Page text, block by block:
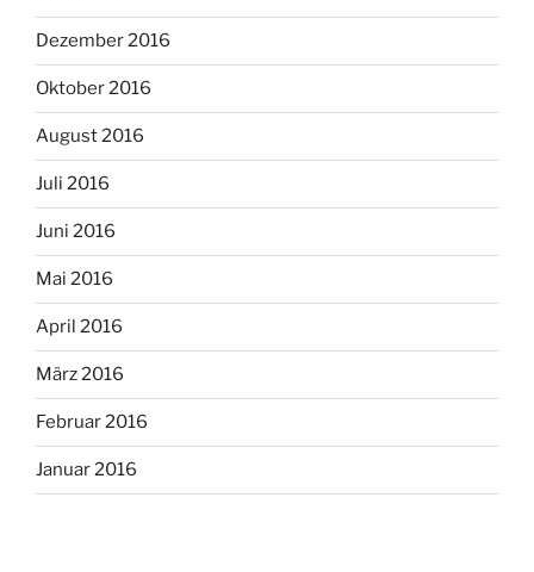
Dezember 2016
Oktober 2016
August 2016
Juli 2016
Juni 2016
Mai 2016
April 2016
März 2016
Februar 2016
Januar 2016